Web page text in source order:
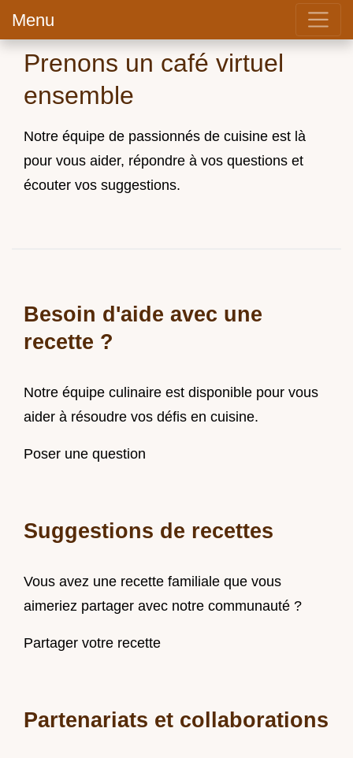
Menu
Prenons un café virtuel
ensemble
Notre équipe de passionnés de cuisine est là
pour vous aider, répondre à vos questions et
écouter vos suggestions.
Besoin d'aide avec une
recette ?
Notre équipe culinaire est disponible pour vous
aider à résoudre vos défis en cuisine.
Poser une question
Suggestions de recettes
Vous avez une recette familiale que vous
aimeriez partager avec notre communauté ?
Partager votre recette
Partenariats et collaborations